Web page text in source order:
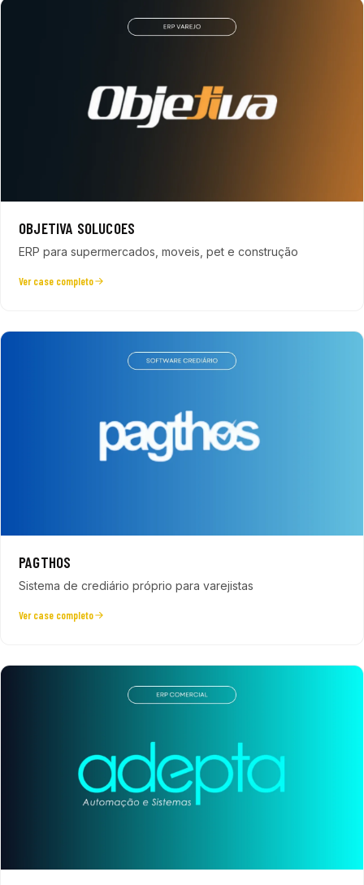
OBJETIVA SOLUCOES
ERP para supermercados, moveis, pet e construção
Ver case completo
PAGTHOS
Sistema de crediário próprio para varejistas
Ver case completo